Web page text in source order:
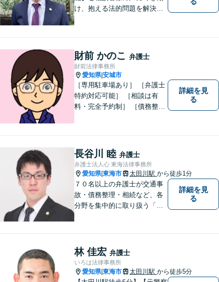
け、抱える法的問題を解決す
て、明るい未来へと進みまし
ょう。 地域のみなさまからの
ご相談、お待ちしておりま
す。
財前 かのこ 弁護士
財前法律事務所
愛知県|安城市
［専用駐車場あり］ ［弁護士
特約対応可能］ ［相談は有
料・完全予約制］ ［債務整理
りになる街の法律家を目指し
ています。 暮らしのトラブ
ル、まずはご相談ください。
詳細を見
る
長谷川 睦 弁護士
弁護士法人心 東海法律事務所
愛知県|東海市 太田川駅 から徒歩1分
７０名以上の弁護士が交通事
故・債務整理・相続など、各
分野を集中的に取り扱う「分
できるよう努めております。
詳細を見
る
林 佳宏 弁護士
いろは法律事務所
愛知県|東海市 太田川駅 から徒歩5分